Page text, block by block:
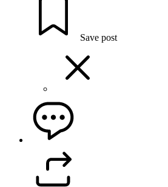
Save post